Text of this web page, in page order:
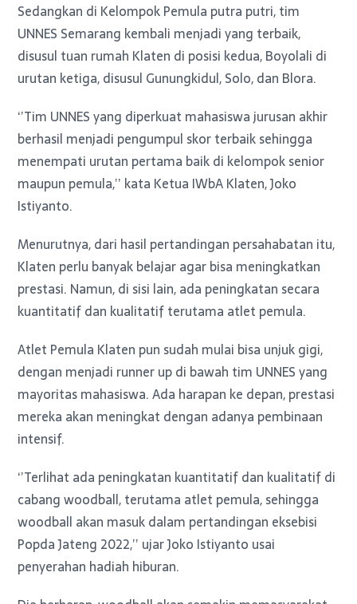
Sedangkan di Kelompok Pemula putra putri, tim
UNNES Semarang kembali menjadi yang terbaik,
disusul tuan rumah Klaten di posisi kedua, Boyolali di
urutan ketiga, disusul Gunungkidul, Solo, dan Blora.
‘’Tim UNNES yang diperkuat mahasiswa jurusan akhir
berhasil menjadi pengumpul skor terbaik sehingga
menempati urutan pertama baik di kelompok senior
maupun pemula,’’ kata Ketua IWbA Klaten, Joko
Istiyanto.
Menurutnya, dari hasil pertandingan persahabatan itu,
Klaten perlu banyak belajar agar bisa meningkatkan
prestasi. Namun, di sisi lain, ada peningkatan secara
kuantitatif dan kualitatif terutama atlet pemula.
Atlet Pemula Klaten pun sudah mulai bisa unjuk gigi,
dengan menjadi runner up di bawah tim UNNES yang
mayoritas mahasiswa. Ada harapan ke depan, prestasi
mereka akan meningkat dengan adanya pembinaan
intensif.
‘’Terlihat ada peningkatan kuantitatif dan kualitatif di
cabang woodball, terutama atlet pemula, sehingga
woodball akan masuk dalam pertandingan eksebisi
Popda Jateng 2022,’’ ujar Joko Istiyanto usai
penyerahan hadiah hiburan.